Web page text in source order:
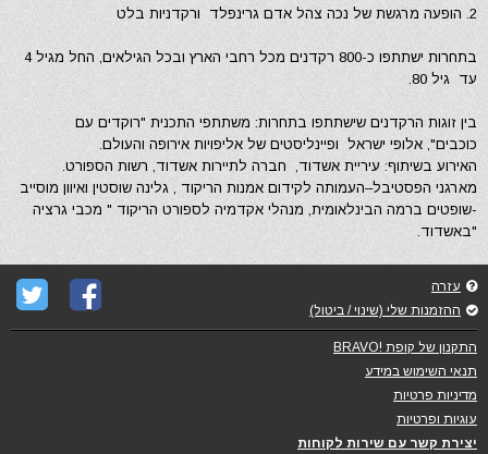
2. הופעה מרגשת של נכה צהל אדם גרינפלד ורקדניות בלט
בתחרות ישתתפו כ-800 רקדנים מכל רחבי הארץ ובכל הגילאים, החל מגיל 4
עד גיל 80.
בין זוגות הרקדנים שישתתפו בתחרות: משתתפי התכנית "רוקדים עם
כוכבים", אלופי ישראל ופיינליסטים של אליפויות אירופה והעולם.
האירוע בשיתוף: עיריית אשדוד, חברה לתיירות אשדוד, רשות הספורט.
מארגני הפסטיבל–העמותה לקידום אמנות הריקוד , גלינה שוסטין ואיוון מוסייב
-שופטים ברמה הבינלאומית, מנהלי אקדמיה לספורט הריקוד " מכבי גרציה
"באשדוד.
עזרה
ההזמנות שלי (שינוי / ביטול)
התקנון של קופת !BRAVO
תנאי השימוש במידע
מדיניות פרטיות
עוגיות ופרטיות
יצירת קשר עם שירות לקוחות